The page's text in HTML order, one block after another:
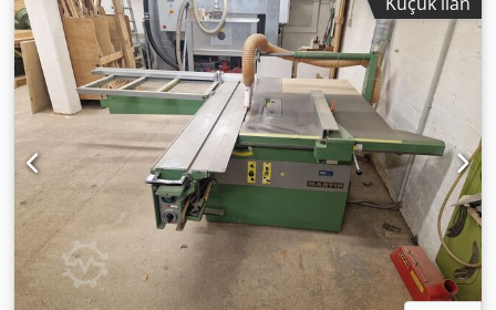
torsional rigidity and vibration-free operation. Smooth-
running and precise format sliding table made from
anodized aluminum, featuring a proven and permanently
smooth ball contact system on hardened guides; 10-year
warranty on guide rail wear. Cast iron saw unit with
permanently precise dual swivel-segment guidance and
zero-point tilting; 6-year Holzkraft warranty against wear of
the swivel segments. Equipped with a powerful three-
phase motor. Cjdpfx Asxua N Soqlorf Saw blade tilt is
displayed on a scale at the unit. Easier panel handling
thanks to the large crosscut frame with roller support.
Angle-adjustable aluminum telescopic fence with two
professional folding stops. Folding parallel fence with